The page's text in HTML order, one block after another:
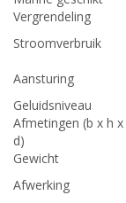
Vergrendeling
Stroomverbruik
Aansturing
Geluidsniveau
Afmetingen (b x h x
d)
Gewicht
Afwerking